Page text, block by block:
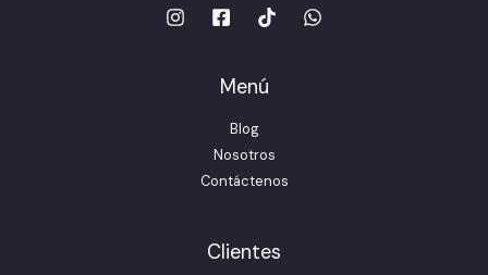
Menú
Blog
Nosotros
Contáctenos
Clientes